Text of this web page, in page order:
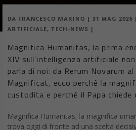
DA FRANCESCO MARINO | 31 MAG 2026 |
ARTIFICIALE, TECH-NEWS |
Magnifica Humanitas, la prima
XIV sull’intelligenza artificiale
parla di noi: da Rerum Novarum
Magnificat, ecco perché la
custodita e perché il Papa chiede
Magnifica Humanitas, la magnifica
trova oggi di fronte ad una scelta